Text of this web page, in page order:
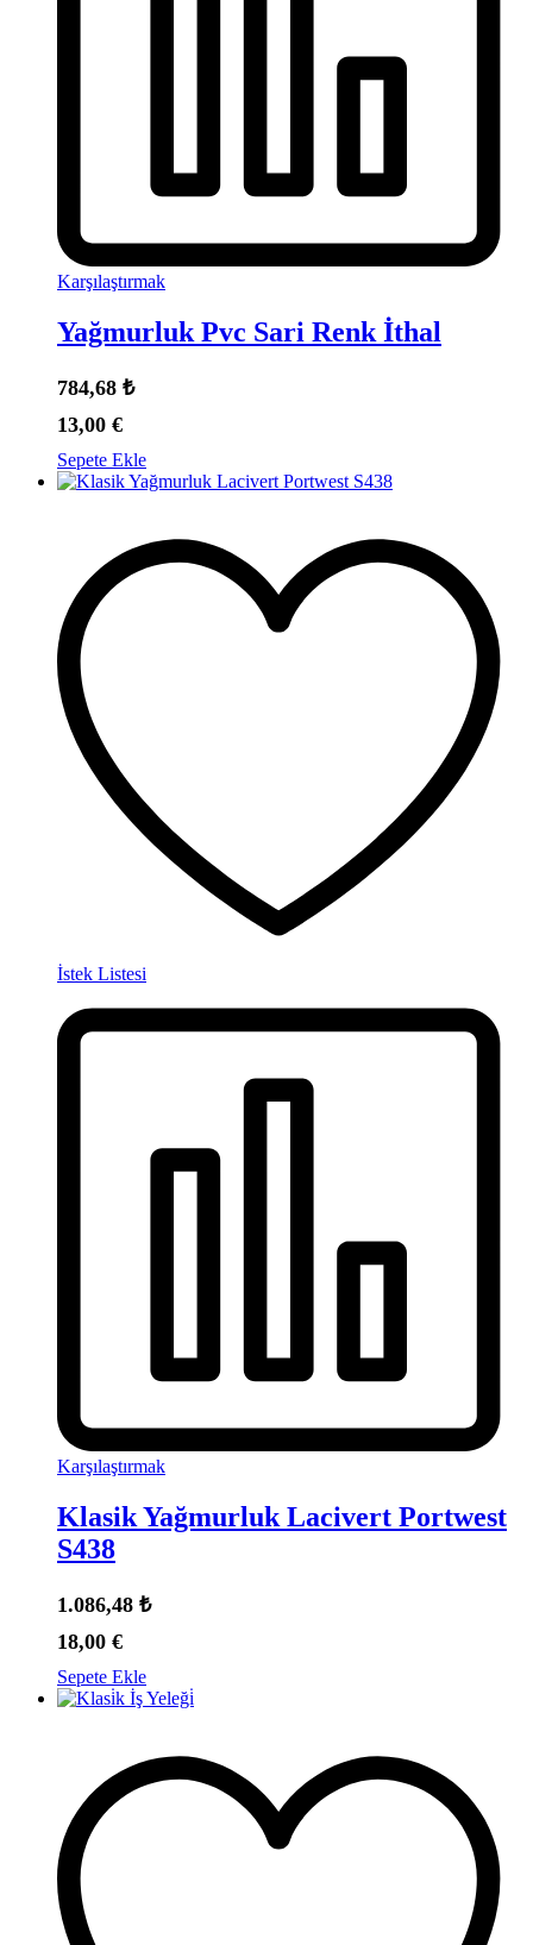
Karşılaştırmak
Yağmurluk Pvc Sari Renk İthal
784,68 ₺
13,00 €
Sepete Ekle
İstek Listesi
Karşılaştırmak
Klasik Yağmurluk Lacivert Portwest
S438
1.086,48 ₺
18,00 €
Sepete Ekle